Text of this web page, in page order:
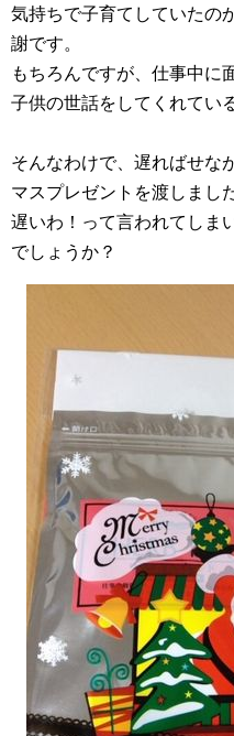
気持ちで子育てしていたの
謝です。
もちろんですが、仕事中に
子供の世話をしてくれてい
そんなわけで、遅ればせな
マスプレゼントを渡しまし
遅いわ！って言われてしま
でしょうか？